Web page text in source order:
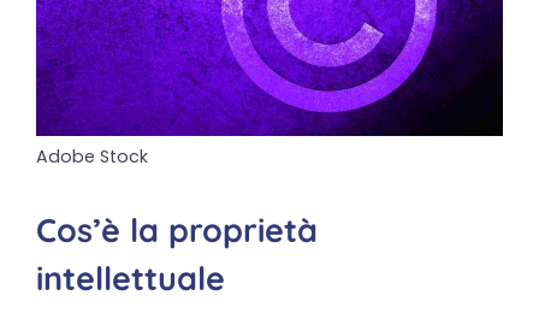
Adobe Stock
Cos’è la proprietà
intellettuale